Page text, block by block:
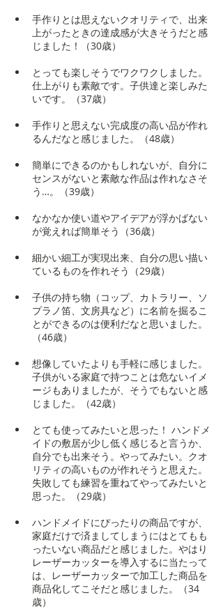
手作りとは思えないクオリティで、出来
上がったときの達成感が大きそうだと感
じました！（30歳）
とっても楽しそうでワクワクしました。
仕上がりも素敵です。子供達と楽しみた
いです。（37歳）
手作りと思えない完成度の高い品が作れ
るんだなと感じました。（48歳）
簡単にできるのかもしれないが、自分に
センスがないと素敵な作品は作れなさそ
う…。（39歳）
なかなか使い道やアイデアが浮かばない
が覚えれば簡単そう（36歳）
細かい細工が実現出来、自分の思い描い
ているものを作れそう（29歳）
子供の持ち物（コップ、カトラリー、ソ
プラノ笛、文房具など）に名前を掘るこ
とができるのは便利だなと思いました。
（46歳）
想像していたよりも手軽に感じました。
子供がいる家庭で持つことは危ないイメ
ージもありましたが、そうでもないと感
じました。（42歳）
とても使ってみたいと思った！ ハンドメ
イドの敷居が少し低く感じると言うか、
自分でも出来そう。やってみたい。クオ
リティの高いものが作れそうと思えた。
失敗しても練習を重ねてやってみたいと
思った。（29歳）
ハンドメイドにぴったりの商品ですが、
家庭だけで済ましてしまうにはとてもも
ったいない商品だと感じました。やはり
レーザーカッターを導入するに当たって
は、レーザーカッターで加工した商品を
商品化してこそだと感じました。（34
歳）